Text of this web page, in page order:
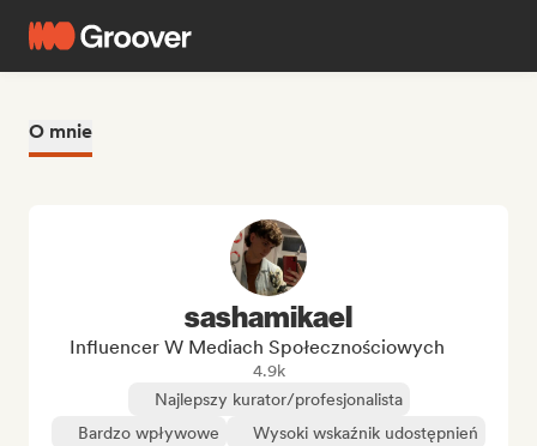
O mnie
sashamikael
Influencer W Mediach Społecznościowych
4.9k
Najlepszy kurator/profesjonalista
Bardzo wpływowe
Wysoki wskaźnik udostępnień